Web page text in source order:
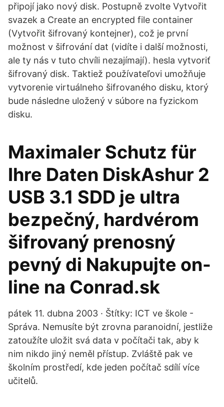
připojí jako nový disk. Postupně zvolte Vytvořit
svazek a Create an encrypted file container
(Vytvořit šifrovaný kontejner), což je první
možnost v šifrování dat (vidíte i další možnosti,
ale ty nás v tuto chvíli nezajímají). hesla vytvoriť
šifrovaný disk. Taktiež používateľovi umožňuje
vytvorenie virtuálneho šifrovaného disku, ktorý
bude následne uložený v súbore na fyzickom
disku.
Maximaler Schutz für
Ihre Daten DiskAshur 2
USB 3.1 SDD je ultra
bezpečný, hardvérom
šifrovaný prenosný
pevný di Nakupujte on-
line na Conrad.sk
pátek 11. dubna 2003 · Štítky: ICT ve škole -
Správa. Nemusíte být zrovna paranoidní, jestliže
zatoužíte uložit svá data v počítači tak, aby k
nim nikdo jiný neměl přístup. Zvláště pak ve
školním prostředí, kde jeden počítač sdílí více
učitelů.